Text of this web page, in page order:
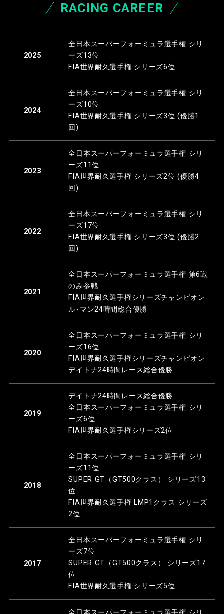
RACING CAREER
2025
全日本スーパーフォーミュラ選手権 シリ
ーズ13位
FIA世界耐久選手権 シリーズ6位
2024
全日本スーパーフォーミュラ選手権 シリ
ーズ10位
FIA世界耐久選手権 シリーズ3位 (優勝1
回)
2023
全日本スーパーフォーミュラ選手権 シリ
ーズ11位
FIA世界耐久選手権 シリーズ2位 (優勝4
回)
2022
全日本スーパーフォーミュラ選手権 シリ
ーズ17位
FIA世界耐久選手権 シリーズ3位 (優勝2
回)
2021
全日本スーパーフォーミュラ選手権 第6戦
のみ参戦
FIA世界耐久選手権シリーズチャンピオン
ル･マン24時間総合優勝
2020
全日本スーパーフォーミュラ選手権 シリ
ーズ16位
FIA世界耐久選手権シリーズチャンピオン
デイトナ24時間レース総合優勝
2019
デイトナ24時間レース総合優勝
全日本スーパーフォーミュラ選手権 シリ
ーズ6位
FIA世界耐久選手権シリーズ2位
2018
全日本スーパーフォーミュラ選手権 シリ
ーズ11位
SUPER GT（GT500クラス） シリーズ13
位
FIA世界耐久選手権 LMP1クラス シリーズ
2位
2017
全日本スーパーフォーミュラ選手権 シリ
ーズ7位
SUPER GT（GT500クラス） シリーズ17
位
FIA世界耐久選手権 シリーズ5位
全日本スーパーフォーミュラ選手権 シリ